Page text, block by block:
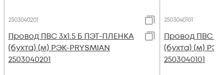
2503040201
Провод ПВС 3х1.5 Б ПЭТ-ПЛЕНКА
(бухта) (м) РЭК-PRYSMIAN
2503040201
2503040101
Провод ПВС
(бухта) (м)
2503040101